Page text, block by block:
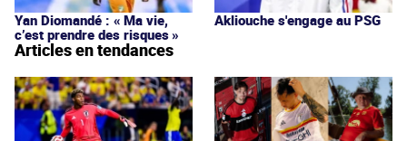
Yan Diomandé : « Ma vie,
c’est prendre des risques »
Akliouche s'engage au PSG
Articles en tendances